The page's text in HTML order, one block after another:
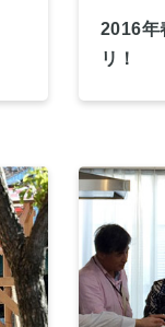
2016年
リ！